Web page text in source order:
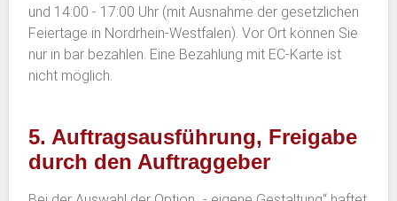
und 14:00 - 17:00 Uhr (mit Ausnahme der gesetzlichen
Feiertage in Nordrhein-Westfalen). Vor Ort können Sie
nur in bar bezahlen. Eine Bezahlung mit EC-Karte ist
nicht möglich.
5. Auftragsausführung, Freigabe
durch den Auftraggeber